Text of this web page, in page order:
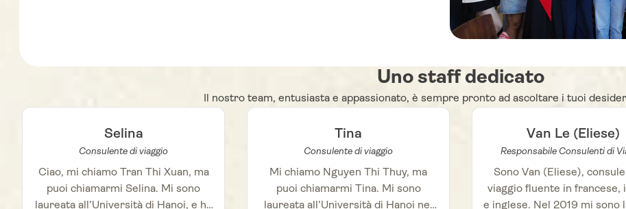
Uno staff dedicato
Il nostro team, entusiasta e appassionato, è sempre pronto ad ascoltare i tuoi
Selina
Consulente di viaggio
Ciao, mi chiamo Tran Thi Xuan, ma
puoi chiamarmi Selina. Mi sono
laureata all’Università di Hanoi, e ho
Tina
Consulente di viaggio
Mi chiamo Nguyen Thi Thuy, ma
puoi chiamarmi Tina. Mi sono
laureata all’Università di Hanoi nel
Van Le (Eliese)
Responsabile Consulenti di
Sono Van (Eliese),
viaggio fluente in francese,
e inglese. Nel 2019 mi sono